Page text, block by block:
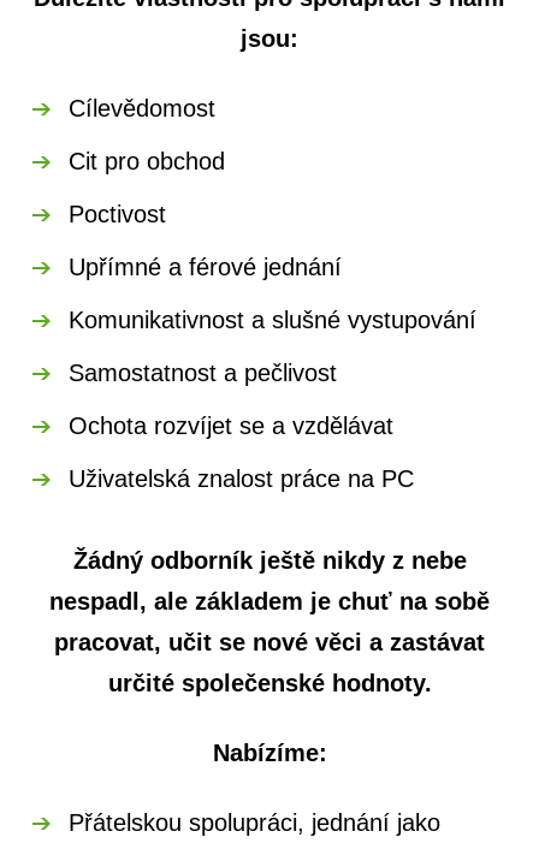
jsou:
Cílevědomost
Cit pro obchod
Poctivost
Upřímné a férové jednání
Komunikativnost a slušné vystupování
Samostatnost a pečlivost
Ochota rozvíjet se a vzdělávat
Uživatelská znalost práce na PC
Žádný odborník ještě nikdy z nebe
nespadl, ale základem je chuť na sobě
pracovat, učit se nové věci a zastávat
určité společenské hodnoty.
Nabízíme:
Přátelskou spolupráci, jednání jako